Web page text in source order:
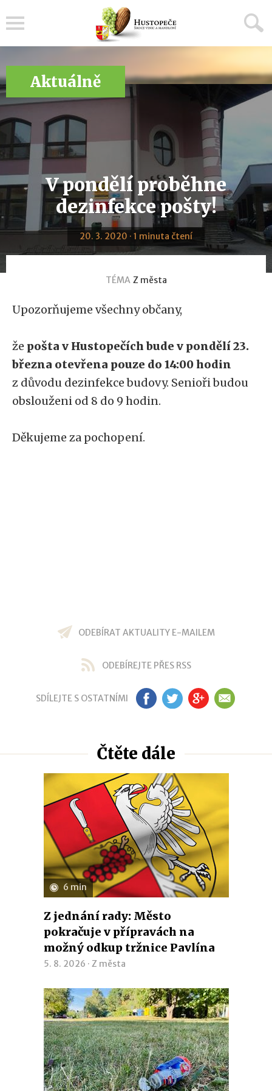
Aktuálně
V pondělí proběhne
dezinfekce pošty!
20. 3. 2020 · 1 minuta čtení
TÉMA Z města
Upozorňujeme všechny občany,
že pošta v Hustopečích bude v pondělí 23.
března otevřena pouze do 14:00 hodin
z důvodu dezinfekce budovy. Senioři budou
obslouženi od 8 do 9 hodin.
Děkujeme za pochopení.
ODEBÍRAT AKTUALITY E-MAILEM
ODEBÍREJTE PŘES RSS
SDÍLEJTE S OSTATNÍMI FB TW GP EM
Čtěte dále
6 min
Z jednání rady: Město
pokračuje v přípravách na
možný odkup tržnice Pavlína
5. 8. 2026 · Z města